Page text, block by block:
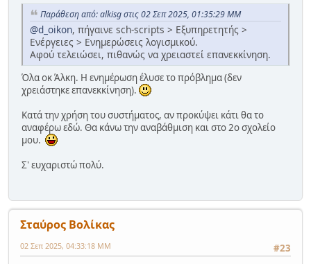
Παράθεση από: alkisg στις 02 Σεπ 2025, 01:35:29 ΜΜ
@d_oikon, πήγαινε sch-scripts > Εξυπηρετητής >
Ενέργειες > Ενημερώσεις λογισμικού.
Αφού τελειώσει, πιθανώς να χρειαστεί επανεκκίνηση.
Όλα οκ Άλκη. Η ενημέρωση έλυσε το πρόβλημα (δεν
χρειάστηκε επανεκκίνηση).
Κατά την χρήση του συστήματος, αν προκύψει κάτι θα το
αναφέρω εδώ. Θα κάνω την αναβάθμιση και στο 2ο σχολείο
μου.
Σ' ευχαριστώ πολύ.
Σταύρος Βολίκας
#23
02 Σεπ 2025, 04:33:18 ΜΜ